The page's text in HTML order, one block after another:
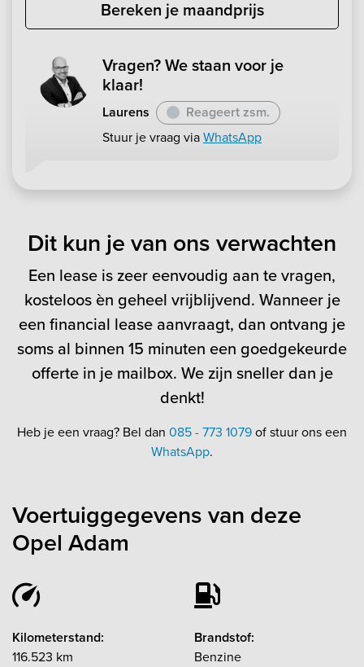
Bereken je maandprijs
Vragen? We staan voor je
klaar!
Laurens
Reageert zsm.
Stuur je vraag viaWhatsApp
Dit kun je van ons verwachten
Een lease is zeer eenvoudig aan te vragen,
kosteloos èn geheel vrijblijvend. Wanneer je
een financial lease aanvraagt, dan ontvang je
soms al binnen 15 minuten een goedgekeurde
offerte in je mailbox. We zijn sneller dan je
denkt!
Heb je een vraag? Bel dan 085 - 773 1079of stuur ons een
WhatsApp.
Voertuiggegevens van deze
Opel Adam
Kilometerstand:
116.523 km
Brandstof:
Benzine